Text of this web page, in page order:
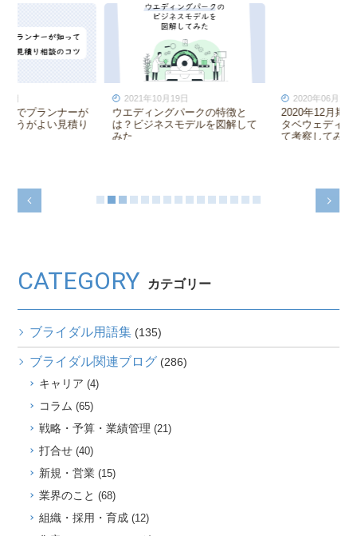
2020年12月期第一四半期のワ
タベウェディングの決算につい
結婚式場が主催するウェディン
グイベントを成功させるための
CATEGORY カテゴリー
ブライダル用語集 (135)
ブライダル関連ブログ (286)
キャリア (4)
コラム (65)
戦略・予算・業績管理 (21)
打合せ(40)
新規・営業(15)
業界のこと (68)
組織・採用・育成(12)